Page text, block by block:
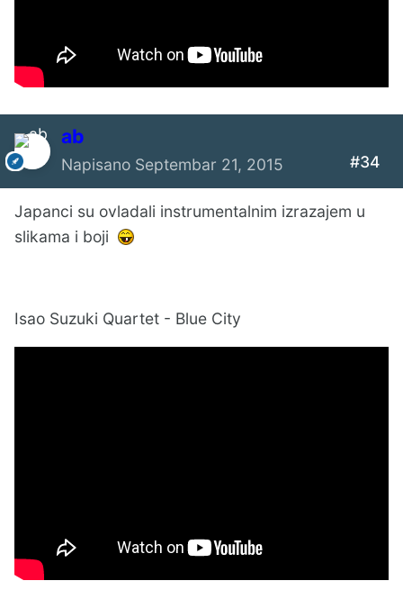
ab
Napisano Septembar 21, 2015 #34
Japanci su ovladali instrumentalnim izrazajem u
slikama i boji
Isao Suzuki Quartet - Blue City